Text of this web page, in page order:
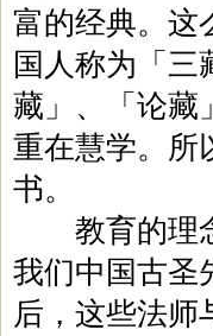
富的经典。这
国人称为「三
藏」、「论藏
重在慧学。所
书。
教育的理念
我们中国古圣
后，这些法师